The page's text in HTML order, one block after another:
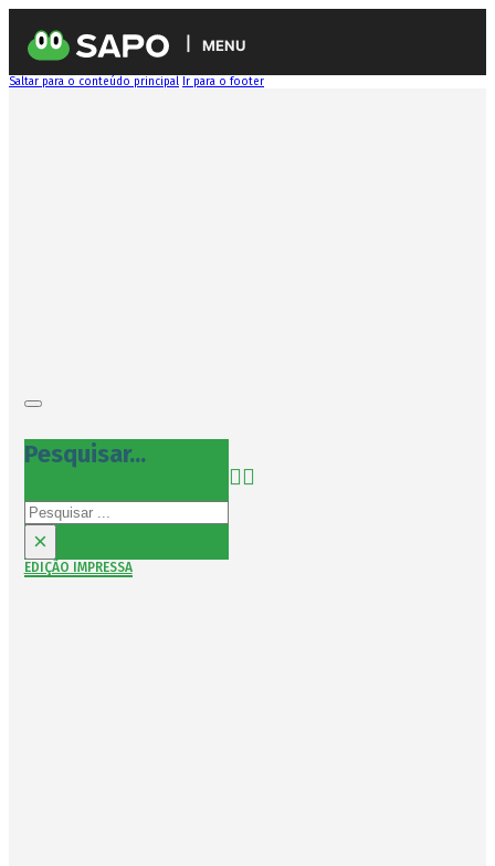
MENU
Saltar para o conteúdo principal Ir para o footer
Pesquisar...
Pesquisar
×
EDIÇÃO IMPRESSA